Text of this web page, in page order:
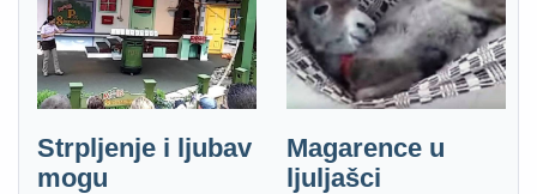
Strpljenje i ljubav
mogu
Magarence u
ljuljašci